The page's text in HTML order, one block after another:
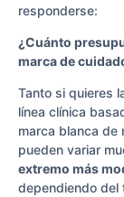
responderse:
¿Cuánto
marca de
Tanto si quieres
línea clínica
marca blanca de
pueden variar
extremo más
dependiendo del